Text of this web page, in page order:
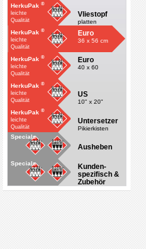
HerkuPak ®
leichte
Qualität
Vliestopf
platten
HerkuPak ®
leichte
Qualität
Euro
36 x 56 cm
HerkuPak ®
leichte
Qualität
Euro
40 x 60
HerkuPak ®
leichte
Qualität
US
10" x 20"
HerkuPak ®
leichte
Qualität
Untersetzer
Pikierkisten
Specials
Ausheben
Specials
Kunden-
spezifisch &
Zubehör